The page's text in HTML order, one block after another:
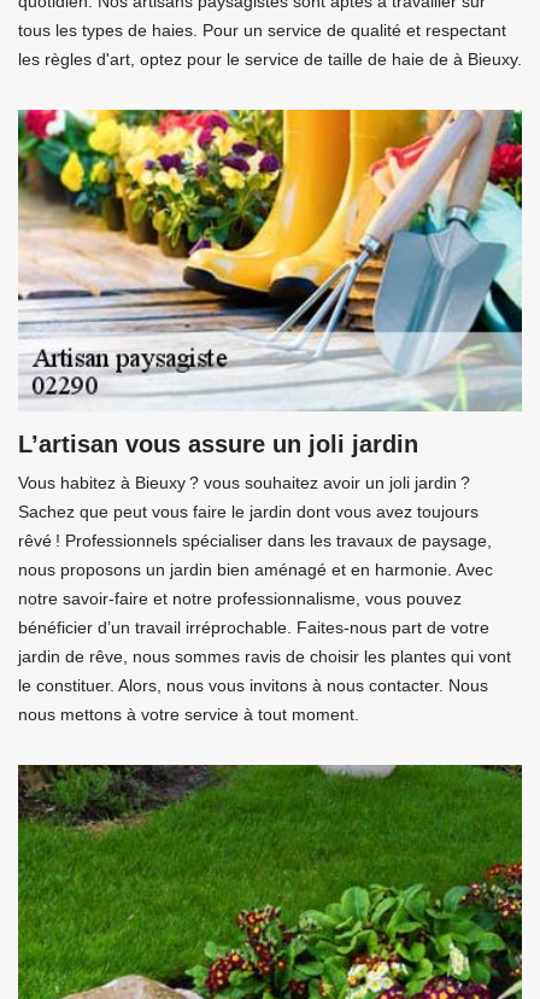
tous les types de haies. Pour un service de qualité et respectant
les règles d'art, optez pour le service de taille de haie de à Bieuxy.
L’artisan vous assure un joli jardin
Vous habitez à Bieuxy ? vous souhaitez avoir un joli jardin ?
Sachez que peut vous faire le jardin dont vous avez toujours
rêvé ! Professionnels spécialiser dans les travaux de paysage,
nous proposons un jardin bien aménagé et en harmonie. Avec
notre savoir-faire et notre professionnalisme, vous pouvez
bénéficier d’un travail irréprochable. Faites-nous part de votre
jardin de rêve, nous sommes ravis de choisir les plantes qui vont
le constituer. Alors, nous vous invitons à nous contacter. Nous
nous mettons à votre service à tout moment.